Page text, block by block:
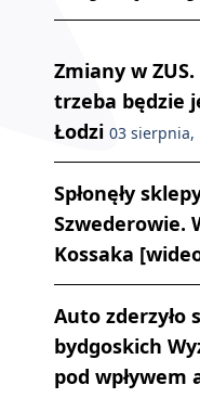
Zmiany w
trzeba będzie
Łodzi 03 sierpnia,
Spłonęły
Szwederowie.
Kossaka
Auto zderzyło
bydgoskich
pod